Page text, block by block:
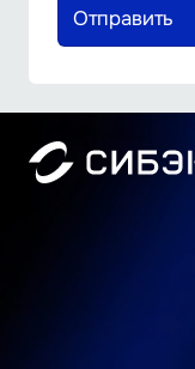
Отправить